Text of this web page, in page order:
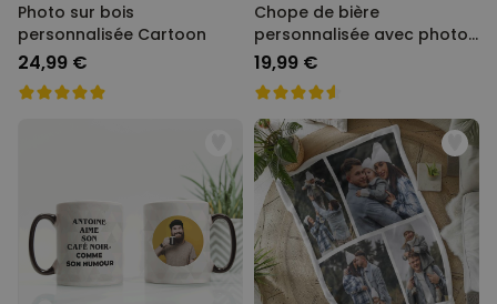
Photo sur bois
personnalisée Cartoon
24,99 €
Chope de bière
personnalisée avec photo
et texte
19,99 €